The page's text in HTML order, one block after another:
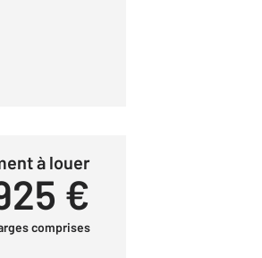
à louer
925 €
comprises